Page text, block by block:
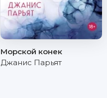
Морской конек
Джанис Парьят